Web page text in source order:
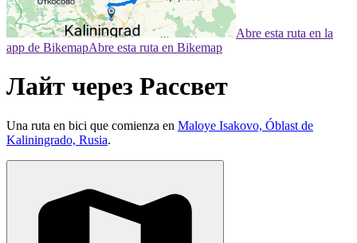
Abre esta ruta en la
app de BikemapAbre esta ruta en Bikemap
Лайт через Рассвет
Una ruta en bici que comienza en Maloye Isakovo, Óblast de
Kaliningrado, Rusia.